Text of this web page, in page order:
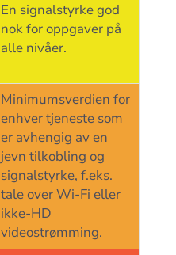
En signalstyrke god
nok for oppgaver på
alle nivåer.
Minimumsverdien for
enhver tjeneste som
er avhengig av en
jevn tilkobling og
signalstyrke, f.eks.
tale over Wi-Fi eller
ikke-HD
videostrømming.